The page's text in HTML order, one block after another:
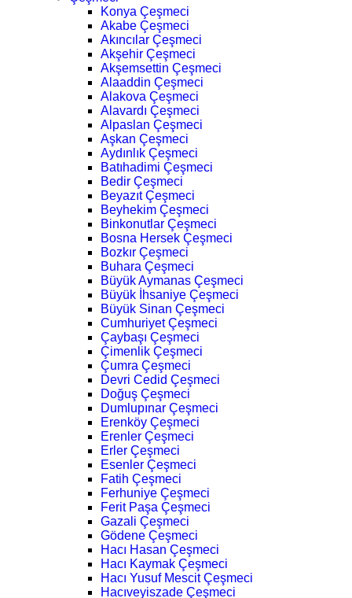
Konya Çeşmeci
Akabe Çeşmeci
Akıncılar Çeşmeci
Akşehir Çeşmeci
Akşemsettin Çeşmeci
Alaaddin Çeşmeci
Alakova Çeşmeci
Alavardı Çeşmeci
Alpaslan Çeşmeci
Aşkan Çeşmeci
Aydınlık Çeşmeci
Batıhadimi Çeşmeci
Bedir Çeşmeci
Beyazıt Çeşmeci
Beyhekim Çeşmeci
Binkonutlar Çeşmeci
Bosna Hersek Çeşmeci
Bozkır Çeşmeci
Buhara Çeşmeci
Büyük Aymanas Çeşmeci
Büyük İhsaniye Çeşmeci
Büyük Sinan Çeşmeci
Cumhuriyet Çeşmeci
Çaybaşı Çeşmeci
Çimenlik Çeşmeci
Çumra Çeşmeci
Devri Cedid Çeşmeci
Doğuş Çeşmeci
Dumlupınar Çeşmeci
Erenköy Çeşmeci
Erenler Çeşmeci
Erler Çeşmeci
Esenler Çeşmeci
Fatih Çeşmeci
Ferhuniye Çeşmeci
Ferit Paşa Çeşmeci
Gazali Çeşmeci
Gödene Çeşmeci
Hacı Hasan Çeşmeci
Hacı Kaymak Çeşmeci
Hacı Yusuf Mescit Çeşmeci
Hacıveyiszade Çeşmeci